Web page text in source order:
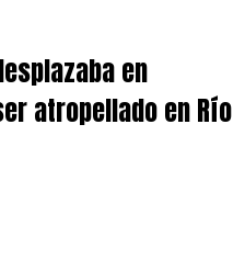
en
atropellado en Río